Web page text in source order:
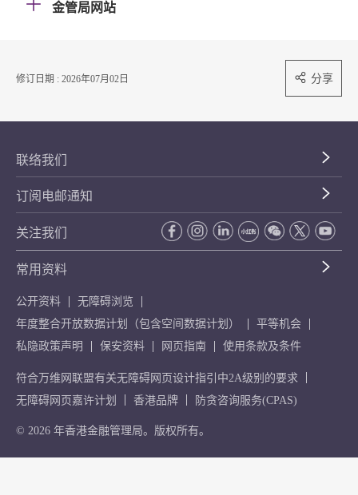
金管局网站
修订日期 : 2026年07月02日 分享
联络我们
订阅电邮通知
关注我们
常用资料
公开资料
无障碍浏览
年度整合开放数据计划（包含空间数据计划）
平等机会
私隐政策声明
保安资料 网页指南 使用条款及条件
符合万维网联盟有关无障碍网页设计指引中2A级别的要求
无障碍网页嘉许计划
香港品牌 防贪咨询服务(CPAS)
© 2026 年香港金融管理局。版权所有。